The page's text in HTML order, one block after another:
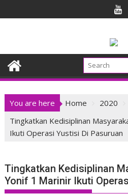
to
You are here Home 2020
Tingkatkan Kedisiplinan
Ikuti Operasi Yustisi Di Pasuruan
Tingkatkan Kedisiplinan
Yonif 1 Marinir Ikuti